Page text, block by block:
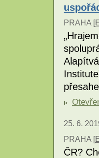
PRAHA [
25. 6.
PRAHA [
ČR?